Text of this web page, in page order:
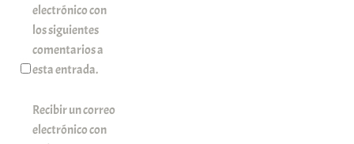
electrónico con
los siguientes
comentarios a
esta entrada.
Recibir un correo
electrónico con